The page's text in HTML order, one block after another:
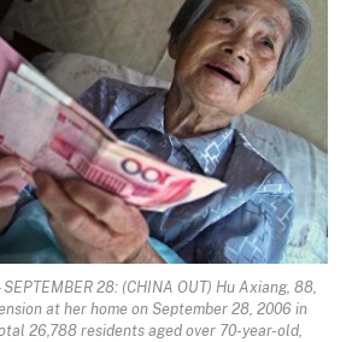
28: (CHINA OUT) Hu Axiang, 88,
at her home on September 28, 2006 in
26,788 residents aged over 70-year-old,